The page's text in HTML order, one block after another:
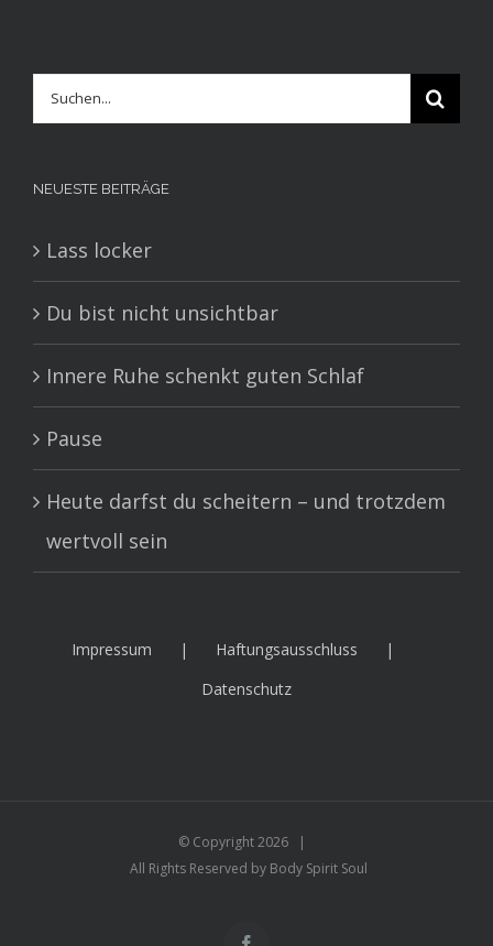
Suche
nach:
NEUESTE BEITRÄGE
Lass locker
Du bist nicht unsichtbar
Innere Ruhe schenkt guten Schlaf
Pause
Heute darfst du scheitern – und trotzdem
wertvoll sein
Impressum
Haftungsausschluss
Datenschutz
© Copyright2026 |
All Rights Reserved by Body Spirit Soul